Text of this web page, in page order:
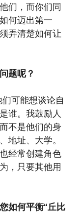
们，而你们同
何迈出第一
弄清楚如何让
题呢？
可能想谈论自
谁。我鼓励人
不是他们的身
地址、大学。
经常创建角色
，只要其他用
如何平衡“丘比